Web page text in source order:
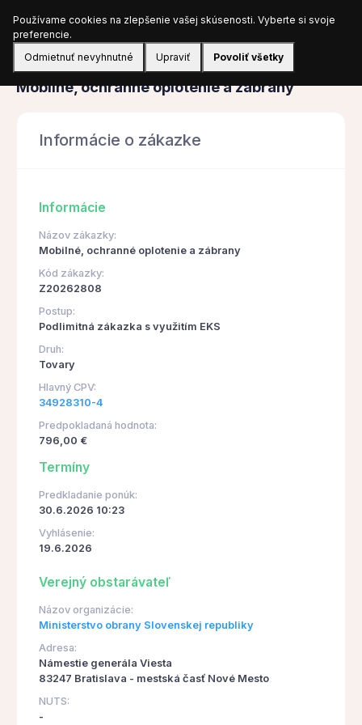
Prihlásiť sa
Obstarávanie
Mobilné, ochranné oplotenie a zábrany
Informácie o zákazke
Informácie
Názov zákazky:
Mobilné, ochranné oplotenie a zábrany
Kód zákazky:
Z20262808
Postup:
Podlimitná zákazka s využitím EKS
Druh:
Tovary
Hlavný CPV:
34928310-4
Predpokladaná hodnota:
796,00 €
Termíny
Predkladanie ponúk:
30.6.2026 10:23
Vyhlásenie:
19.6.2026
Verejný obstarávateľ
Názov organizácie:
Ministerstvo obrany Slovenskej republiky
Adresa:
Námestie generála Viesta
83247 Bratislava - mestská časť Nové Mesto
NUTS:
-
Používame cookies na zlepšenie vašej skúsenosti. Vyberte si svoje
preferencie.
Odmietnuť nevyhnutné
Upraviť Povoliť všetky